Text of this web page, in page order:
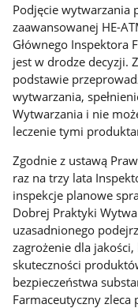
Podjęcie wytwarzania
zaawansowanej HE-
Głównego Inspektora
jest w drodze decyzji.
podstawie
wytwarzania,
Wytwarzania i nie
leczenie tymi
Zgodnie z ustawą
raz na trzy lata
inspekcje planowe
Dobrej Praktyki
uzasadnionego
zagrożenie dla
skuteczności
bezpieczeństwa
Farmaceutyczny